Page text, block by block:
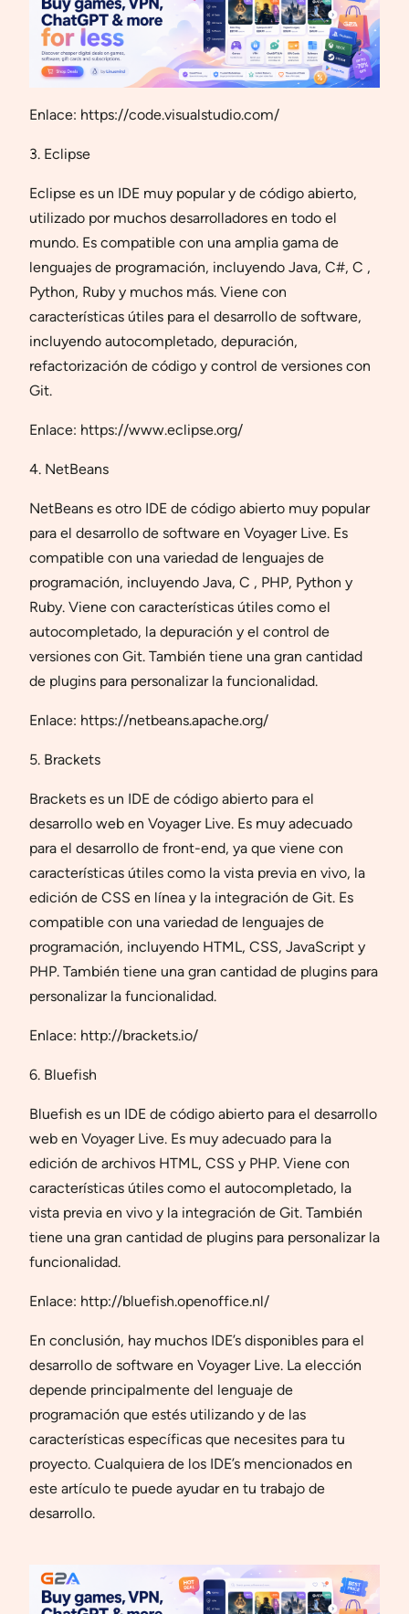
Enlace: https://code.visualstudio.com/
3. Eclipse
Eclipse es un IDE muy popular y de código abierto,
utilizado por muchos desarrolladores en todo el
mundo. Es compatible con una amplia gama de
lenguajes de programación, incluyendo Java, C#, C ,
Python, Ruby y muchos más. Viene con
características útiles para el desarrollo de software,
incluyendo autocompletado, depuración,
refactorización de código y control de versiones con
Git.
Enlace: https://www.eclipse.org/
4. NetBeans
NetBeans es otro IDE de código abierto muy popular
para el desarrollo de software en Voyager Live. Es
compatible con una variedad de lenguajes de
programación, incluyendo Java, C , PHP, Python y
Ruby. Viene con características útiles como el
autocompletado, la depuración y el control de
versiones con Git. También tiene una gran cantidad
de plugins para personalizar la funcionalidad.
Enlace: https://netbeans.apache.org/
5. Brackets
Brackets es un IDE de código abierto para el
desarrollo web en Voyager Live. Es muy adecuado
para el desarrollo de front-end, ya que viene con
características útiles como la vista previa en vivo, la
edición de CSS en línea y la integración de Git. Es
compatible con una variedad de lenguajes de
programación, incluyendo HTML, CSS, JavaScript y
PHP. También tiene una gran cantidad de plugins para
personalizar la funcionalidad.
Enlace: http://brackets.io/
6. Bluefish
Bluefish es un IDE de código abierto para el desarrollo
web en Voyager Live. Es muy adecuado para la
edición de archivos HTML, CSS y PHP. Viene con
características útiles como el autocompletado, la
vista previa en vivo y la integración de Git. También
tiene una gran cantidad de plugins para personalizar la
funcionalidad.
Enlace: http://bluefish.openoffice.nl/
En conclusión, hay muchos IDE’s disponibles para el
desarrollo de software en Voyager Live. La elección
depende principalmente del lenguaje de
programación que estés utilizando y de las
características específicas que necesites para tu
proyecto. Cualquiera de los IDE’s mencionados en
este artículo te puede ayudar en tu trabajo de
desarrollo.